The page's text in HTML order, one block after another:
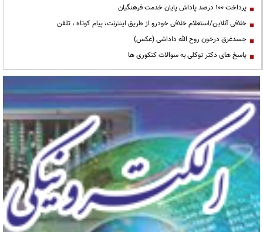
پرداخت ۱۰۰ درصد پاداش پایان خدمت فرهنگیان
خلافی آنلاین/استعلام خلافی خودرو از طریق اینترنت، پیام کوتاه ، تلفن
جسدغرق درخون روح الله داداشی (عکس)
پاسخ های دکتر توکلی به سوالات کنکوری ها